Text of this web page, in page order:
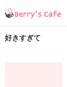
好きすぎて